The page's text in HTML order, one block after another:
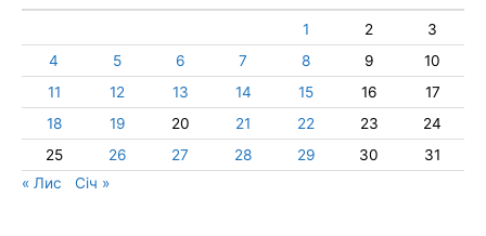
1 2
3
4
5 6 7 8 9
10
11
12 13 14 15 16
17
18
19 20 21 22 23
24
25
26 27 28 29 30
31
« Лис
Січ »